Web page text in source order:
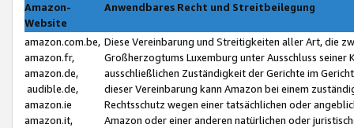
Amazon-
Website
Anwendbares Recht und Streitbeilegung
amazon.com.be,
amazon.fr,
amazon.de,
audible.de,
amazon.ie
amazon.it,
Diese Vereinbarung und Streitigkeiten aller Art, die
Großherzogtums Luxemburg unter Ausschluss
ausschließlichen Zuständigkeit der Gerichte im
dieser Vereinbarung kann Amazon bei einem
Rechtsschutz wegen einer tatsächlichen oder
Amazon oder einer anderen natürlichen oder